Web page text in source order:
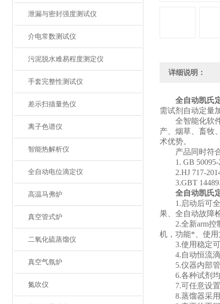
泄漏与密封强度测试仪
介电常数测试仪
污泥脱水难易程度测定仪
手套完整性测试仪
差示扫描量热仪
离子色谱仪
智能热解析仪
全自动电位滴定仪
高温马弗炉
真空管式炉
二氧化硫蒸馏仪
真空气氛炉
氮吹仪
详细说明：
全自动凯氏
需试剂自动定量
全智能化软件
产、烟草、畜牧
术优势。
产品同时符合
1. GB 50095-
2.HJ 717-2014
3.GBT
全自动凯氏
1.启动后可全
果、全自动故障
2.全新arm控制
机，功能*、使
3.使用稳定可
4.自动恒流滴
5.仪器内部管
6.各种试剂均
7.可任意设置
8.蒸馏器采用